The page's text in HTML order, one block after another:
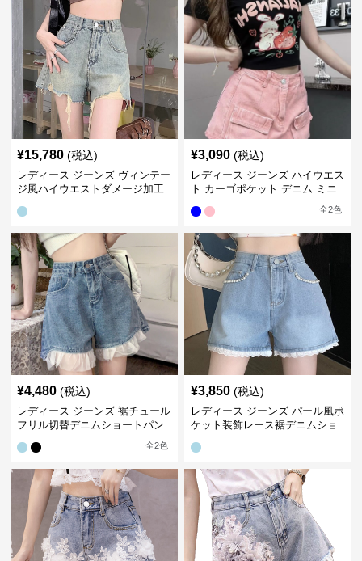
¥15,780 (税込)
レディース ジーンズ ヴィンテー
ジ風ハイウエストダメージ加工
¥3,090 (税込)
レディース ジーンズ ハイウエス
ト カーゴポケット デニム ミニ
全2色
¥4,480 (税込)
レディース ジーンズ 裾チュール
フリル切替デニムショートパン
全2色
¥3,850 (税込)
レディース ジーンズ パール風ポ
ケット装飾レース裾デニムショ